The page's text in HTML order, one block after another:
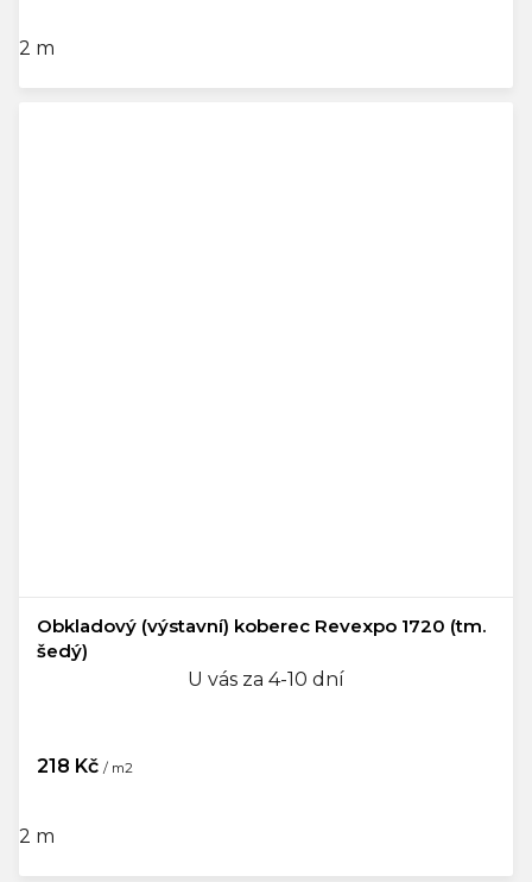
2 m
Obkladový (výstavní) koberec Revexpo 1720 (tm.
šedý)
U vás za 4-10 dní
218 Kč / m2
2 m